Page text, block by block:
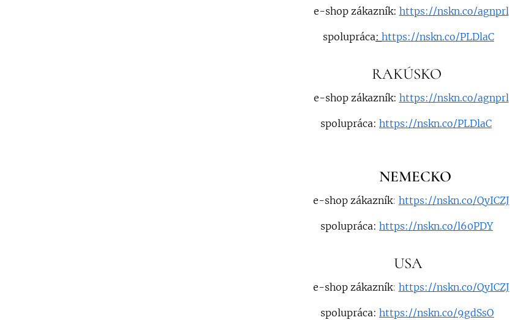
e-shop zákazník: https://nskn.co/agnprl
spolupráca: https://nskn.co/PLDlaC
RAKÚSKO
e-shop zákazník: https://nskn.co/agnprl
spolupráca: https://nskn.co/PLDlaC
NEMECKO
e-shop zákazník: https://nskn.co/QyICZJ
spolupráca: https://nskn.co/l60PDY
USA
e-shop zákazník: https://nskn.co/QyICZJ
spolupráca: https://nskn.co/9gdSsO